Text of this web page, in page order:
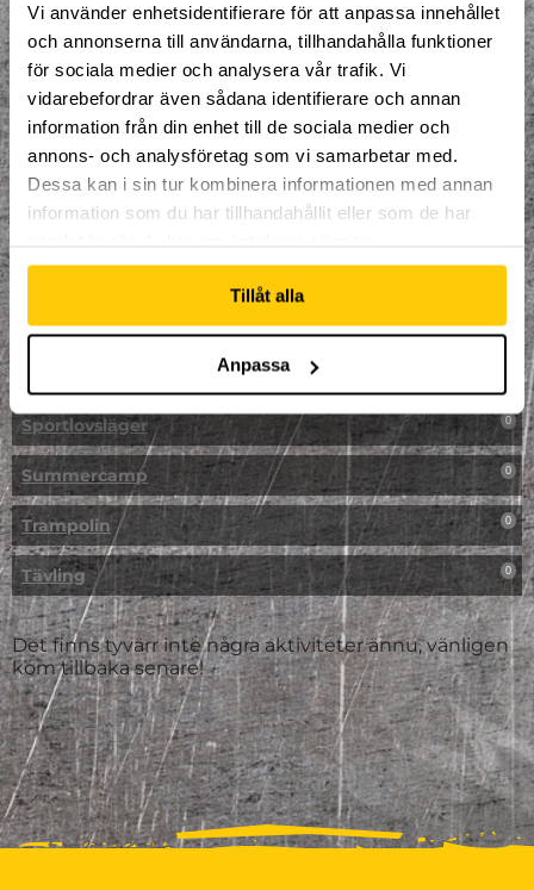
Vi använder enhetsidentifierare för att anpassa innehållet
och annonserna till användarna, tillhandahålla funktioner
för sociala medier och analysera vår trafik. Vi
vidarebefordrar även sådana identifierare och annan
information från din enhet till de sociala medier och
annons- och analysföretag som vi samarbetar med.
Dessa kan i sin tur kombinera informationen med annan
information som du har tillhandahållit eller som de har
Tillåt alla
Anpassa
Multisport
Mässa
NPF-Träning
Parkour
Påsk på Dome
Påsklovsläger 0
Skateboard 0
Sportlovsläger 0
Summercamp 0
Trampolin 0
Tävling 0
Det finns tyvärr inte några aktiviteter ännu, vänligen
kom tillbaka senare!